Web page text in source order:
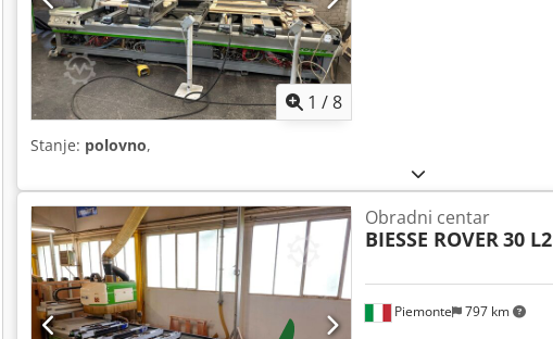
1 /8
Stanje: polovno,
Piemonte 797 km
Obradni centar
BIESSE ROVER30 L2